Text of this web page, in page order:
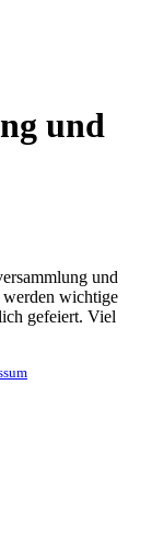
und
und
werden wichtige
gefeiert. Viel